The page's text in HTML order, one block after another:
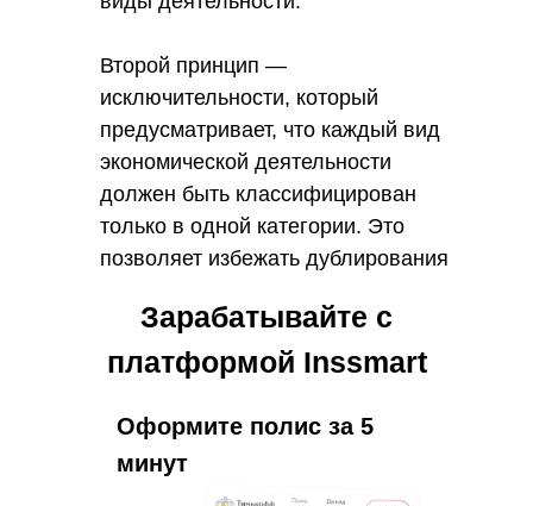
Второй принцип —
исключительности, который
предусматривает, что каждый вид
экономической деятельности
должен быть классифицирован
только в одной категории. Это
позволяет избежать дублирования
классификации и обеспечивает
единый подход к определению
Оформите полис за 5
минут
Зарабатывайте с
платформой Inssmart